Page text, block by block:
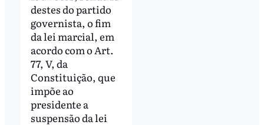
destes do partido
governista, o fim
da lei marcial, em
acordo com o Art.
77, V, da
Constituição, que
impõe ao
presidente a
suspensão da lei